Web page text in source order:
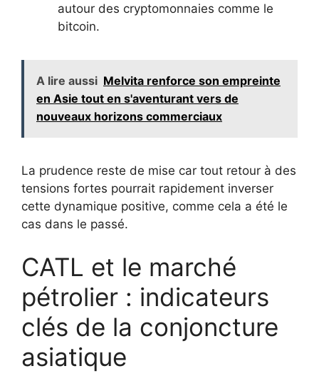
autour des cryptomonnaies comme le
bitcoin.
A lire aussi Melvita renforce son empreinte
en Asie tout en s'aventurant vers de
nouveaux horizons commerciaux
La prudence reste de mise car tout retour à des
tensions fortes pourrait rapidement inverser
cette dynamique positive, comme cela a été le
cas dans le passé.
CATL et le marché
pétrolier : indicateurs
clés de la conjoncture
asiatique